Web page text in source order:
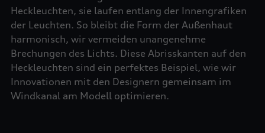
Heckleuchten, sie laufen entlang der Innengrafiken
der Leuchten. So bleibt die Form der Außenhaut
harmonisch, wir vermeiden unangenehme
Brechungen des Lichts. Diese Abrisskanten auf den
Heckleuchten sind ein perfektes Beispiel, wie wir
Innovationen mit den Designern gemeinsam im
Windkanal am Modell optimieren.